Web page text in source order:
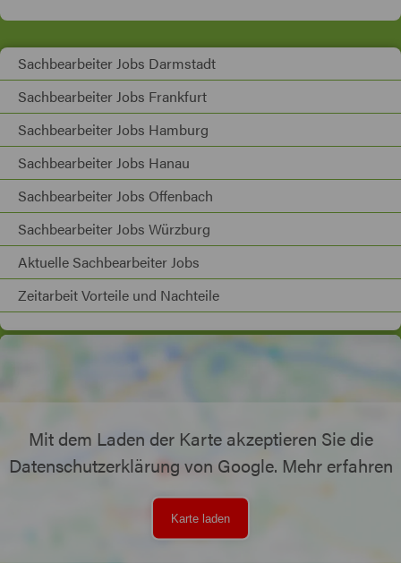
Sachbearbeiter Jobs Darmstadt
Sachbearbeiter Jobs Frankfurt
Sachbearbeiter Jobs Hamburg
Sachbearbeiter Jobs Hanau
Sachbearbeiter Jobs Offenbach
Sachbearbeiter Jobs Würzburg
Aktuelle Sachbearbeiter Jobs
Zeitarbeit Vorteile und Nachteile
Mit dem Laden der Karte akzeptieren Sie die
Datenschutzerklärung von Google. Mehr erfahren
Karte laden